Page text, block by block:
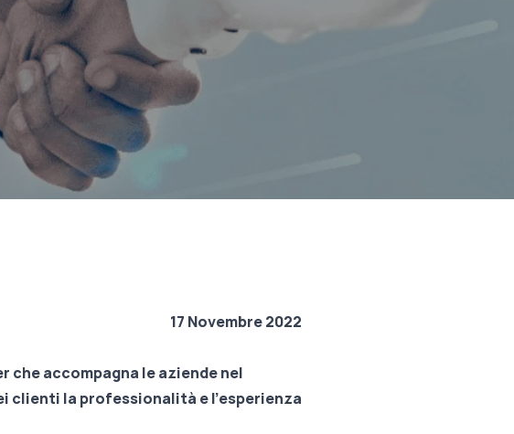
17 Novembre 2022
che accompagna le aziende nel
clienti la professionalità e l’esperienza